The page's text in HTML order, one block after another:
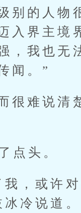
别的人物
入界主境
，我也无
闻。”
难说清
头。
或许对
冷说道。